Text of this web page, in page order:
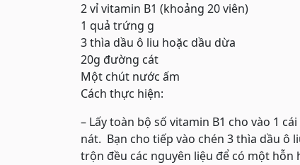
2 vỉ vitamin B1 (khoảng 20 viên)
1 quả trứng g
3 thìa dầu ô liu hoặc dầu dừa
20g đường cát
Một chút nước ấm
Cách thực hiện:
– Lấy toàn bộ số vitamin B1 cho vào 1
nát. Bạn cho tiếp vào chén 3 thìa dầu ô
trộn đều các nguyên liệu để có một hỗn